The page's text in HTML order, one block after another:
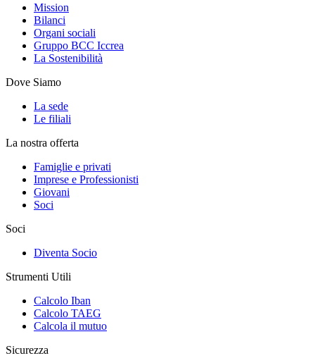
Mission
Bilanci
Organi sociali
Gruppo BCC Iccrea
La Sostenibilità
Dove Siamo
La sede
Le filiali
La nostra offerta
Famiglie e privati
Imprese e Professionisti
Giovani
Soci
Soci
Diventa Socio
Strumenti Utili
Calcolo Iban
Calcolo TAEG
Calcola il mutuo
Sicurezza